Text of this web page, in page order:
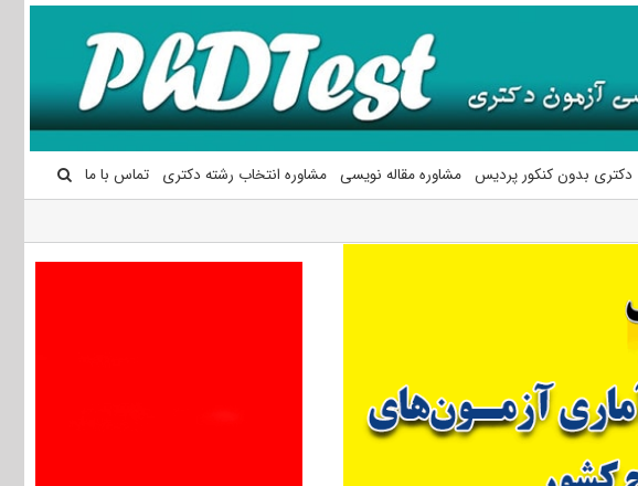
دکتری بدون کنکور پردیس مشاوره مقاله نویسی مشاوره انتخاب رشته دکتری تماس با ما